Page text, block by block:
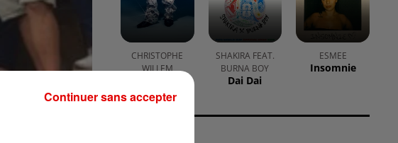
CHRISTOPHE
WILLEM
SHAKIRA FEAT.
BURNA BOY
Dai Dai
ESMEE
Insomnie
Continuer sans accepter